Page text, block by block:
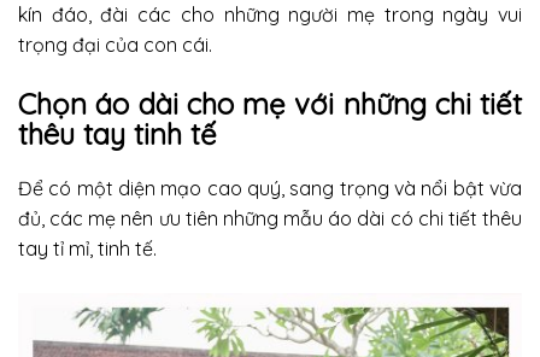
kín đáo, đài các cho những người mẹ trong ngày vui
trọng đại của con cái.
Chọn áo dài cho mẹ với những chi tiết
thêu tay tinh tế
Để có một diện mạo cao quý, sang trọng và nổi bật vừa
đủ, các mẹ nên ưu tiên những mẫu áo dài có chi tiết thêu
tay tỉ mỉ, tinh tế.